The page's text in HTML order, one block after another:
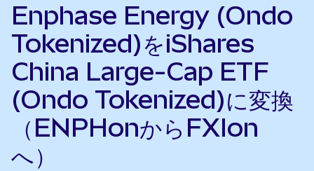
Enphase Energy (Ondo
Tokenized)をiShares
China Large-Cap ETF
(Ondo Tokenized)に変換
（ENPHonからFXIon
へ）